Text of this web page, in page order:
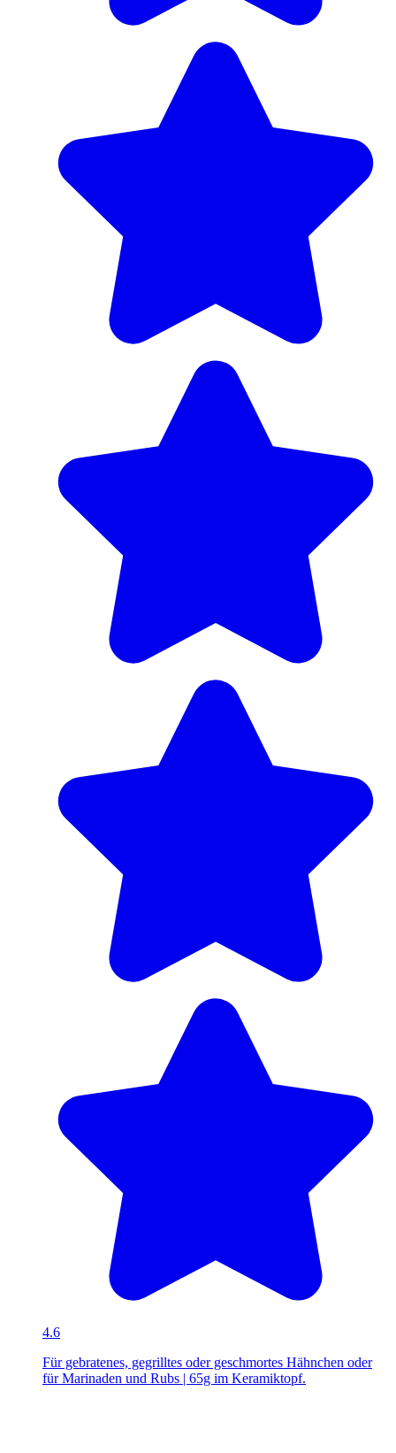
4.6
Für gebratenes, gegrilltes oder geschmortes Hähnchen oder
für Marinaden und Rubs | 65g im Keramiktopf.